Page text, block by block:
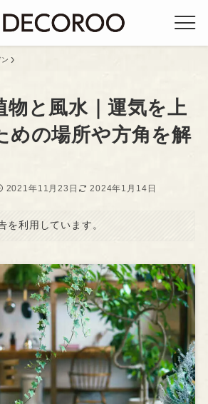
物と風水｜運気を上
めの場所や方角を解
2021年11月23日 2024年1月14日
を利用しています。